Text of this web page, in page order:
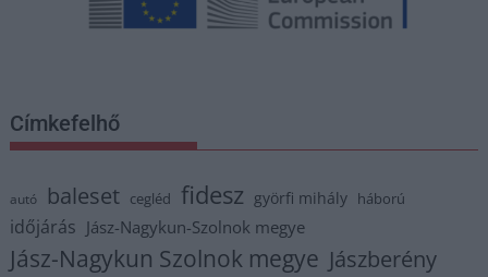
Címkefelhő
autó baleset cegléd fidesz györfi mihály háború
időjárás Jász-Nagykun-Szolnok megye
Jász-Nagykun Szolnok megye Jászberény